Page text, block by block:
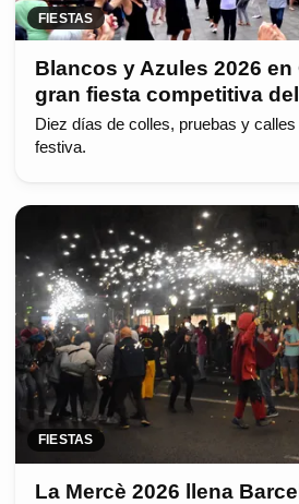
FIESTAS
Blancos y Azules 2026
gran fiesta competitiva
Diez días de colles, pruebas y calles
festiva.
FIESTAS
La Mercè 2026 llena